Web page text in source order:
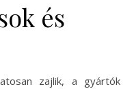
és
zajlik, a gyártók